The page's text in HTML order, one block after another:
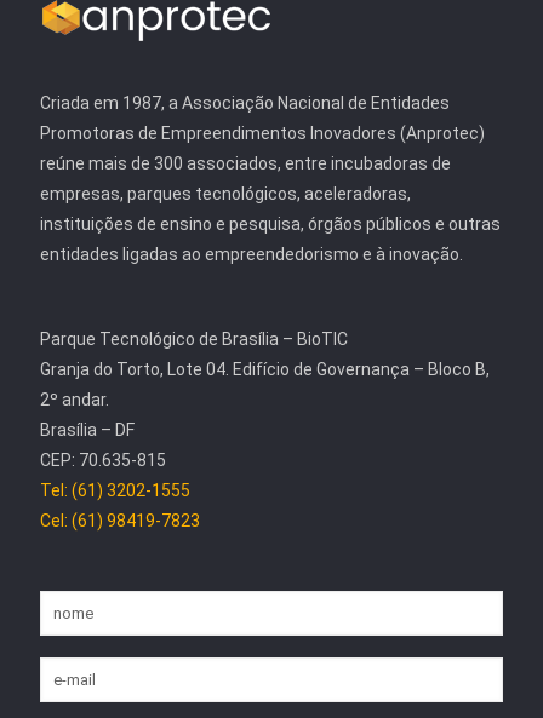
Criada em 1987, a Associação Nacional de Entidades
Promotoras de Empreendimentos Inovadores (Anprotec)
reúne mais de 300 associados, entre incubadoras de
empresas, parques tecnológicos, aceleradoras,
instituições de ensino e pesquisa, órgãos públicos e outras
entidades ligadas ao empreendedorismo e à inovação.
Parque Tecnológico de Brasília – BioTIC
Granja do Torto, Lote 04. Edifício de Governança – Bloco B,
2º andar.
Brasília – DF
CEP: 70.635-815
Tel: (61) 3202-1555
Cel: (61) 98419-7823